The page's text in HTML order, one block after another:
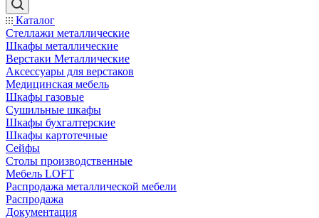
Каталог
Стеллажи металлические
Шкафы металлические
Верстаки Металлические
Аксессуары для верстаков
Медицинская мебель
Шкафы газовые
Сушильные шкафы
Шкафы бухгалтерские
Шкафы картотечные
Сейфы
Столы производственные
Мебель LOFT
Распродажа металлической мебели
Распродажа
Документация